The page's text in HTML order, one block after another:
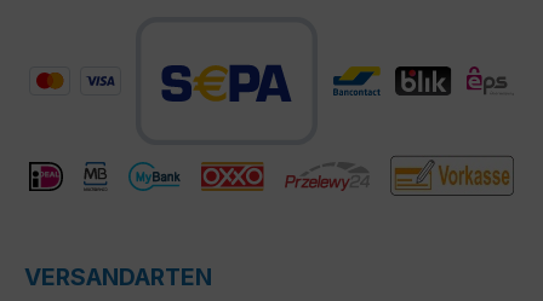
VERSANDARTEN